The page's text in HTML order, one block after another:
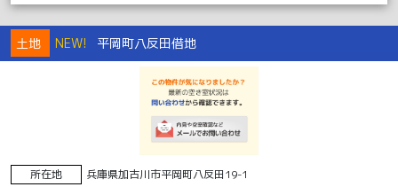
土地 NEW! 平岡町八反田借地
所在地
兵庫県加古川市平岡町八反田19-1